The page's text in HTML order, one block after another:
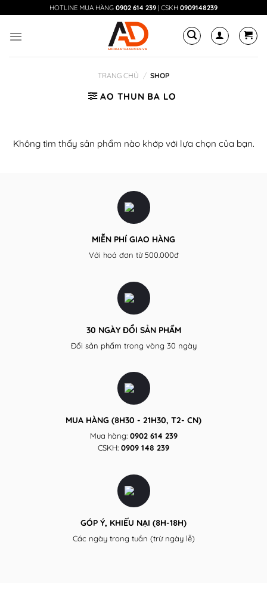
content
HOTLINE MUA HÀNG 0902 614 239 | CSKH 0909148239
TRANG CHỦ / SHOP
AO THUN BA LO
Không tìm thấy sản phẩm nào khớp với lựa chọn của bạn.
MIỄN PHÍ GIAO HÀNG
Với hoá đơn từ 500.000đ
30 NGÀY ĐỔI SẢN PHẨM
Đổi sản phẩm trong vòng 30 ngày
MUA HÀNG (8H30 - 21H30, T2- CN)
Mua hàng:0902 614 239
CSKH: 0909 148 239
GÓP Ý, KHIẾU NẠI (8H-18H)
Các ngày trong tuần (trừ ngày lễ)